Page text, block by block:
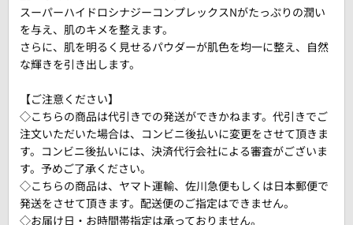
スーパーハイドロシナジーコンプレックスNがたっぷりの潤い
を与え、肌のキメを整えます。
さらに、肌を明るく見せるパウダーが肌色を均一に整え、自然
な輝きを引き出します。
【ご注意ください】
◇こちらの商品は代引きでの発送ができかねます。代引きでご
注文いただいた場合は、コンビニ後払いに変更をさせて頂きま
す。コンビニ後払いには、決済代行会社による審査がございま
す。予めご了承ください。
◇こちらの商品は、ヤマト運輸、佐川急便もしくは日本郵便で
発送をさせて頂きます。配送便のご指定はできません。
◇お届け日・お時間帯指定は承っておりません。